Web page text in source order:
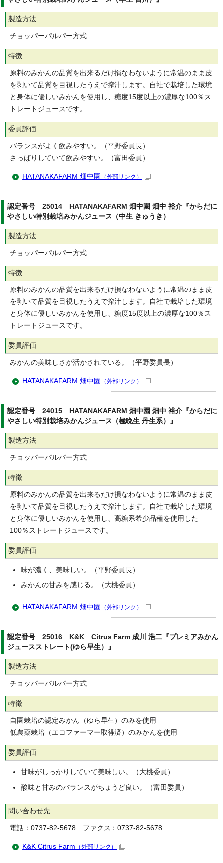
製造方法
チョッパーパルパー方式
特徴
原料のみかんの品質を出来るだけ損なわないように常温のまま皮
を剥いて品質を目視したうえで搾汁します。自社で栽培した環境
と身体に優しいみかんを使用し、糖度15度以上の濃厚な100％ス
トレートジュースです。
委員評価
バランスがよく飲みやすい。（平野委員長）
さっぱりしていて飲みやすい。（富田委員）
HATANAKAFARM 畑中園 （外部リンク）
認定番号 25014 HATANAKAFARM 畑中園 畑中 裕介『からだに
やさしい特別栽培みかんジュース（中生 きゅうき）
製造方法
チョッパーパルパー方式
特徴
原料のみかんの品質を出来るだけ損なわないように常温のまま皮
を剥いて品質を目視したうえで搾汁します。自社で栽培した環境
と身体に優しいみかんを使用し、糖度15度以上の濃厚な100％ス
トレートジュースです。
委員評価
みかんの美味しさが活かされている。（平野委員長）
HATANAKAFARM 畑中園 （外部リンク）
認定番号 24015 HATANAKAFARM 畑中園 畑中 裕介『からだに
やさしい特別栽培みかんジュース（極晩生 丹生系）』
製造方法
チョッパーパルパー方式
特徴
原料のみかんの品質を出来るだけ損なわないように常温のまま皮
を剥いて品質を目視したうえで搾汁します。自社で栽培した環境
と身体に優しいみかんを使用し、高糖系希少品種を使用した
100％ストレートジュースです。
委員評価
味が濃く、美味しい。（平野委員長）
みかんの甘みを感じる。（大桃委員）
HATANAKAFARM 畑中園 （外部リンク）
認定番号 25016 K&K Citrus Farm 成川 浩二『プレミアみかん
ジュースストレート(ゆら早生）』
製造方法
チョッパーパルパー方式
特徴
自園栽培の認定みかん（ゆら早生）のみを使用
低農薬栽培（エコファーマー取得済）のみかんを使用
委員評価
甘味がしっかりしていて美味しい。（大桃委員）
酸味と甘みのバランスがちょうど良い。（富田委員）
問い合わせ先
電話：0737-82-5678 ファクス：0737-82-5678
K&K Citrus Farm （外部リンク）